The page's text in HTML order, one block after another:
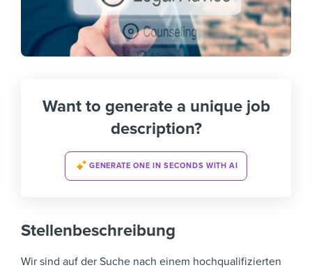
Want to generate a unique job
description?
GENERATE ONE IN SECONDS WITH AI
Stellenbeschreibung
Wir sind auf der Suche nach einem hochqualifizierten